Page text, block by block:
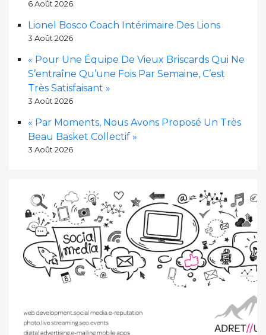
6 Août 2026
Lionel Bosco Coach Intérimaire Des Lions
3 Août 2026
« Pour Une Équipe De Vieux Briscards Qui Ne
S’entraîne Qu’une Fois Par Semaine, C’est
Très Satisfaisant »
3 Août 2026
« Par Moments, Nous Avons Proposé Un Très
Beau Basket Collectif »
3 Août 2026